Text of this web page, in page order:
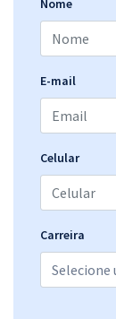
Nome
E-mail
Celular
Carreira